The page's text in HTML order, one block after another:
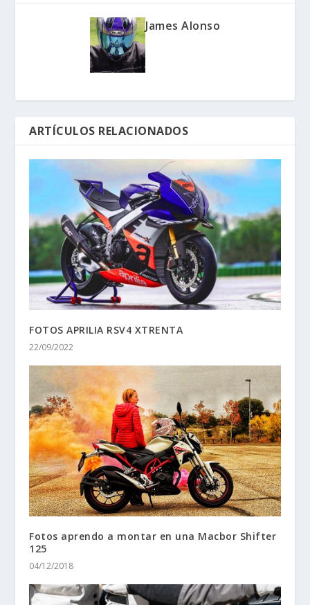
James Alonso
ARTÍCULOS RELACIONADOS
FOTOS APRILIA RSV4 XTRENTA
22/09/2022
Fotos aprendo a montar en una Macbor Shifter
125
04/12/2018